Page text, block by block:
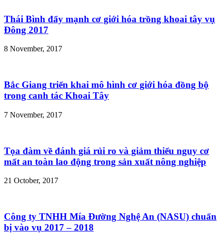
Thái Bình đẩy mạnh cơ giới hóa trồng khoai tây vụ
Đông 2017
8 November, 2017
Bắc Giang triển khai mô hình cơ giới hóa đồng bộ
trong canh tác Khoai Tây
7 November, 2017
Tọa đàm về đánh giá rủi ro và giảm thiểu nguy cơ
mất an toàn lao động trong sản xuất nông nghiệp
21 October, 2017
Công ty TNHH Mía Đường Nghệ An (NASU) chuẩn
bị vào vụ 2017 – 2018